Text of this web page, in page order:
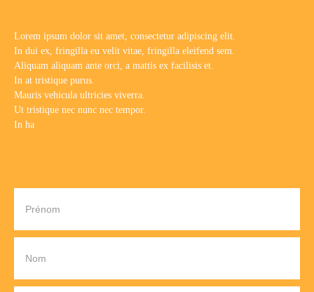
Lorem ipsum dolor sit amet, consectetur adipiscing elit.
In dui ex, fringilla eu velit vitae, fringilla eleifend sem.
Aliquam aliquam ante orci, a mattis ex facilisis et.
In at tristique purus.
Mauris vehicula ultricies viverra.
Ut tristique nec nunc nec tempor.
In ha
Prénom
Nom